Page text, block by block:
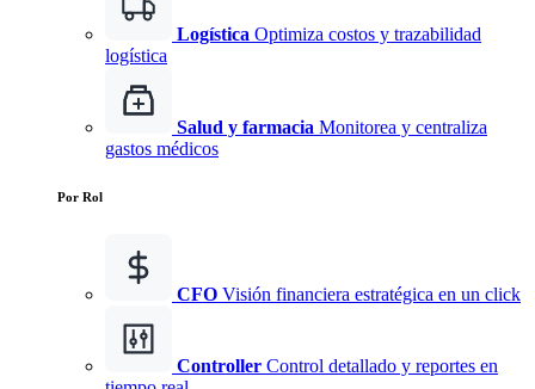
Logística Optimiza costos y trazabilidad
logística
Salud y farmacia Monitorea y centraliza
gastos médicos
Por Rol
CFO Visión financiera estratégica en un click
Controller Control detallado y reportes en